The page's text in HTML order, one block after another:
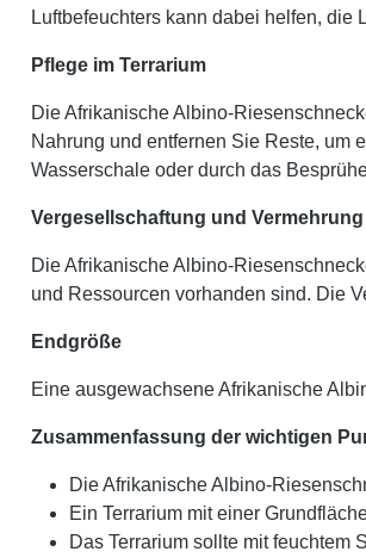
Luftbefeuchters kann dabei helfen, die
Pflege im Terrarium
Die Afrikanische Albino-
Nahrung und entfernen Sie Reste, um
Wasserschale oder durch das
Vergesellschaftung und Vermehrung
Die Afrikanische Albino-
und Ressourcen vorhanden sind. Die
Endgröße
Eine ausgewachsene Afrikanische
Zusammenfassung der wichtigen
Die Afrikanische Albino-
Ein Terrarium mit einer
Das Terrarium sollte mit feuchtem